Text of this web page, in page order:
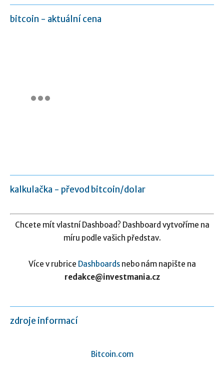
bitcoin - aktuální cena
kalkulačka - převod bitcoin/dolar
Chcete mít vlastní Dashboad? Dashboard vytvoříme na
míru podle vašich představ.
Více v rubrice Dashboardsnebo nám napište na
redakce@investmania.cz
zdroje informací
Bitcoin.com